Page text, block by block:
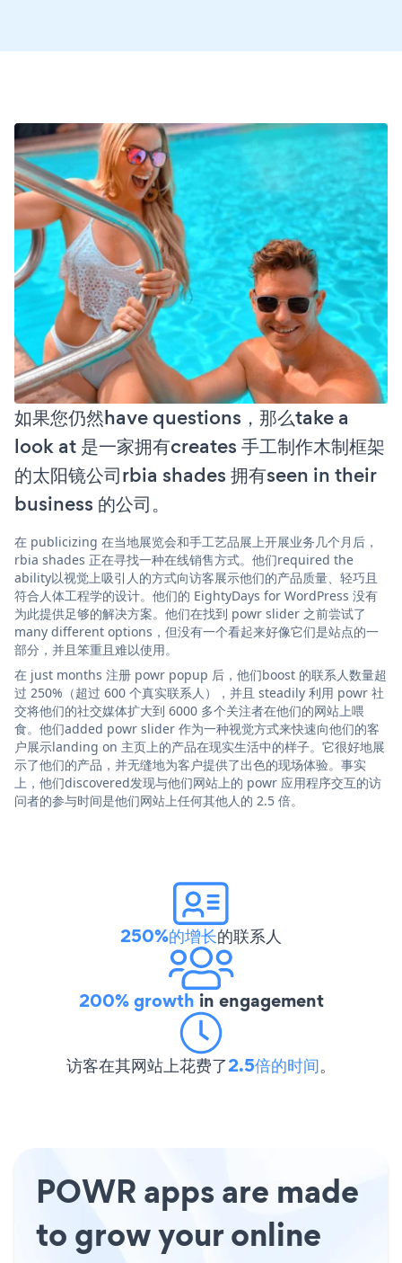
如果您仍然have questions，那么take a
look at 是一家拥有creates 手工制作木制框架
的太阳镜公司rbia shades 拥有seen in their
business 的公司。
在 publicizing 在当地展览会和手工艺品展上开展业务几个月后，
rbia shades 正在寻找一种在线销售方式。他们required the
ability以视觉上吸引人的方式向访客展示他们的产品质量、轻巧且
符合人体工程学的设计。他们的 EightyDays for WordPress 没有
为此提供足够的解决方案。他们在找到 powr slider 之前尝试了
many different options，但没有一个看起来好像它们是站点的一
部分，并且笨重且难以使用。
在 just months 注册 powr popup 后，他们boost 的联系人数量超
过 250%（超过 600 个真实联系人），并且 steadily 利用 powr 社
交将他们的社交媒体扩大到 6000 多个关注者在他们的网站上喂
食。他们added powr slider 作为一种视觉方式来快速向他们的客
户展示landing on 主页上的产品在现实生活中的样子。它很好地展
示了他们的产品，并无缝地为客户提供了出色的现场体验。事实
上，他们discovered发现与他们网站上的 powr 应用程序交互的访
问者的参与时间是他们网站上任何其他人的 2.5 倍。
250%的增长的联系人
200% growth in engagement
访客在其网站上花费了2.5倍的时间。
POWR apps are made
to grow your online